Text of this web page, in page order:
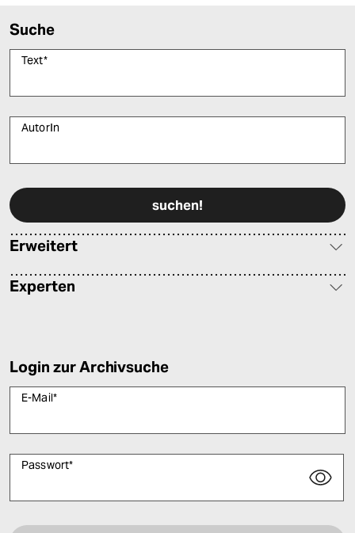
Suche
Text*
AutorIn
Erweitert
Experten
Login zur Archivsuche
E-Mail*
Passwort*